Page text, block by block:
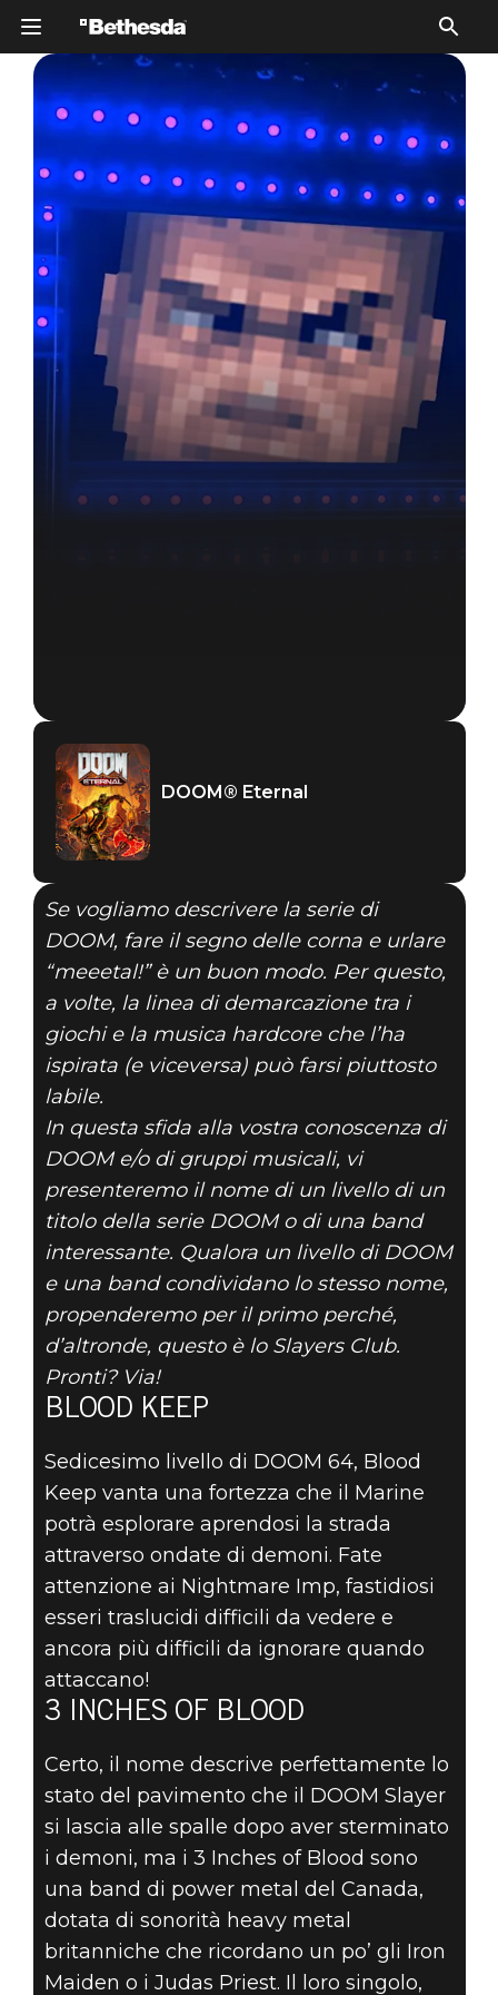
DOOM® Eternal
21 settembre 2019
LIVELLO DI
DOOM O NOME
DI UN GRUPPO?
- SECONDA
PARTE
DOOM® Eternal
Se vogliamo descrivere la serie di
DOOM, fare il segno delle corna e urlare
“meeetal!” è un buon modo. Per questo,
a volte, la linea di demarcazione tra i
giochi e la musica hardcore che l’ha
ispirata (e viceversa) può farsi piuttosto
labile.
In questa sfida alla vostra conoscenza di
DOOM e/o di gruppi musicali, vi
presenteremo il nome di un livello di un
titolo della serie DOOM o di una band
interessante. Qualora un livello di DOOM
e una band condividano lo stesso nome,
propenderemo per il primo perché,
d’altronde, questo è lo Slayers Club.
Pronti? Via!
BLOOD KEEP
Sedicesimo livello di DOOM 64, Blood
Keep vanta una fortezza che il Marine
potrà esplorare aprendosi la strada
attraverso ondate di demoni. Fate
attenzione ai Nightmare Imp, fastidiosi
esseri traslucidi difficili da vedere e
ancora più difficili da ignorare quando
attaccano!
3 INCHES OF BLOOD
Certo, il nome descrive perfettamente lo
stato del pavimento che il DOOM Slayer
si lascia alle spalle dopo aver sterminato
i demoni, ma i 3 Inches of Blood sono
una band di power metal del Canada,
dotata di sonorità heavy metal
britanniche che ricordano un po’ gli Iron
Maiden o i Judas Priest. Il loro singolo,